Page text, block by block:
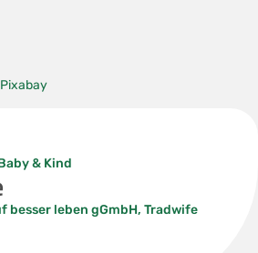
Pixabay
& Kind
besser leben gGmbH, Tradwife